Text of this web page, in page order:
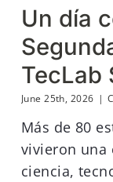
Un día
TecLab
June 25th, 2026 |
Más de 80
vivieron una
ciencia,